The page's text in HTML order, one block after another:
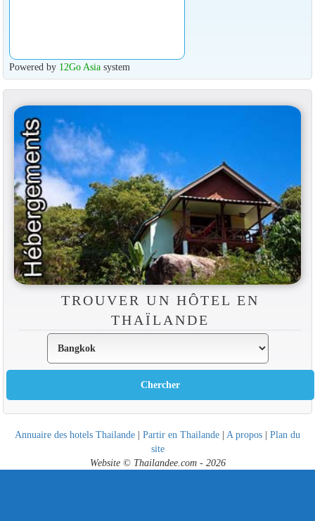
Powered by 12Go Asiasystem
TROUVER UN HÔTEL EN
THAÏLANDE
Annuaire des hotels Thailande | Partir en Thailande | A propos | Plan du
site
Website © Thailandee.com - 2026